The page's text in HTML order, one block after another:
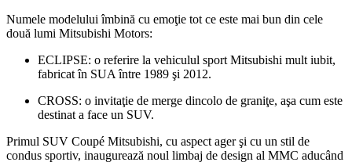
Numele modelului îmbină cu emoţie tot ce este mai bun din cele
două lumi Mitsubishi Motors:
ECLIPSE: o referire la vehiculul sport Mitsubishi mult iubit,
fabricat în SUA între 1989 şi 2012.
CROSS: o invitaţie de merge dincolo de graniţe, aşa cum este
destinat a face un SUV.
Primul SUV Coupé Mitsubishi, cu aspect ager şi cu un stil de
condus sportiv, inaugurează noul limbaj de design al MMC aducând